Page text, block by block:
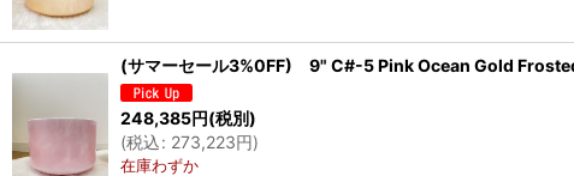
(サマーセール3%0FF) 9" C#-5 Pink Ocean Gold
248,385円(税別)
(税込: 273,223円)
在庫わずか